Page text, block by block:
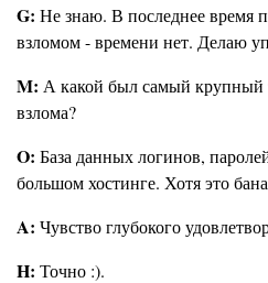
G: Не знаю. В последнее время
взломом - времени нет. Делаю
M: А какой был самый крупный
взлома?
O: База данных логинов,
большом хостинге. Хотя это
A: Чувство глубокого
H: Точно :).